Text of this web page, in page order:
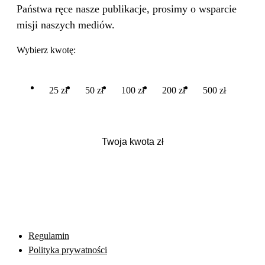
Państwa ręce nasze publikacje, prosimy o wsparcie
misji naszych mediów.
Wybierz kwotę:
25 zł 50 zł 100 zł 200 zł 500 zł
Regulamin
Polityka prywatności